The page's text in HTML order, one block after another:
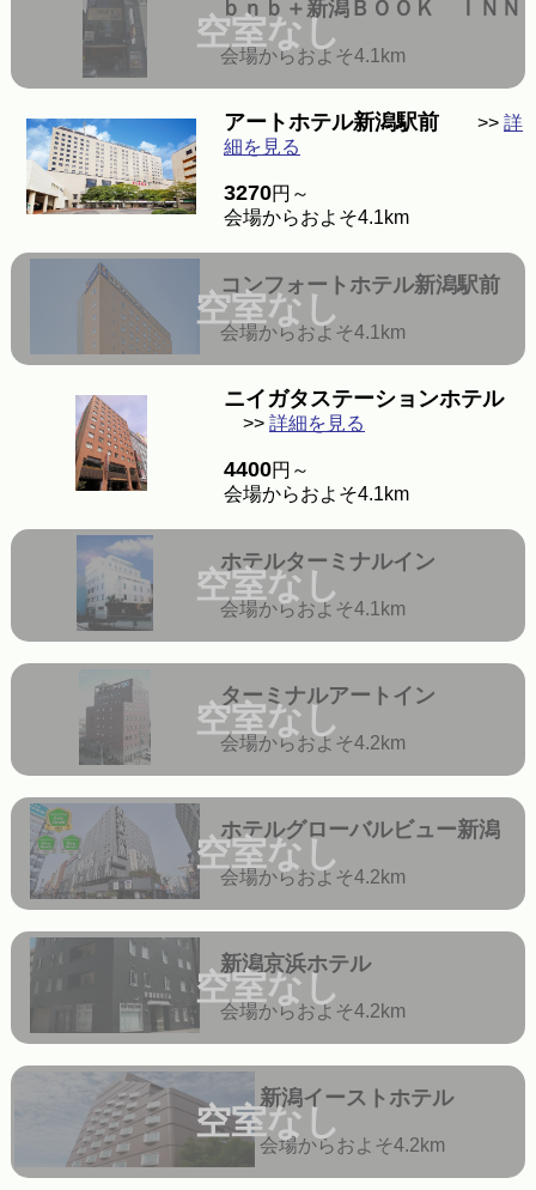
空室なし
ｂｎｂ＋新潟ＢＯＯＫ ＩＮＮ
会場からおよそ4.1km
アートホテル新潟駅前 >> 詳
細を見る
3270円～
会場からおよそ4.1km
空室なし
コンフォートホテル新潟駅前
会場からおよそ4.1km
ニイガタステーションホテル
>> 詳細を見る
4400円～
会場からおよそ4.1km
空室なし
ホテルターミナルイン
会場からおよそ4.1km
空室なし
ターミナルアートイン
会場からおよそ4.2km
空室なし
ホテルグローバルビュー新潟
会場からおよそ4.2km
空室なし
新潟京浜ホテル
会場からおよそ4.2km
空室なし
新潟イーストホテル
会場からおよそ4.2km